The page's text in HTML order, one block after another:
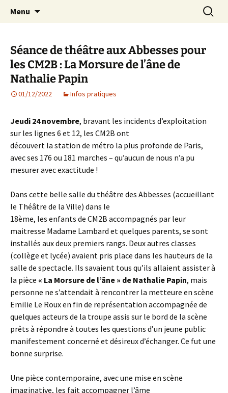
AIP Paris 14 – Association
Indépendante des Parents
d'élèves depuis 1981
Agit – s'Investit – Participe au service des
enfants du secteur scolaire Dolent-Arago-
Menu
Séance de théâtre aux Abbesses pour
les CM2B : La Morsure de l’âne de
Nathalie Papin
01/12/2022 Infos pratiques
Jeudi 24 novembre, bravant les incidents d’exploitation
sur les lignes 6 et 12, les CM2B ont
découvert la station de métro la plus profonde de Paris,
avec ses 176 ou 181 marches – qu’aucun de nous n’a pu
mesurer avec exactitude !
Dans cette belle salle du théâtre des Abbesses (accueillant
le Théâtre de la Ville) dans le
18ème, les enfants de CM2B accompagnés par leur
maitresse Madame Lambard et quelques parents, se sont
installés aux deux premiers rangs. Deux autres classes
(collège et lycée) avaient pris place dans les hauteurs de la
salle de spectacle. Ils savaient tous qu’ils allaient assister à
la pièce « La Morsure de l’âne » de Nathalie Papin, mais
personne ne s’attendait à rencontrer la metteure en scène
Emilie Le Roux en fin de représentation accompagnée de
quelques acteurs de la troupe assis sur le bord de la scène
prêts à répondre à toutes les questions d’un jeune public
manifestement concerné et désireux d’échanger. Ce fut une
bonne surprise.
Une pièce contemporaine, avec une mise en scène
imaginative, les fait accompagner l’âme